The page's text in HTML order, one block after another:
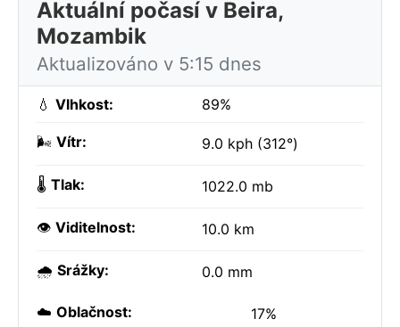
Aktuální počasí v Beira,
Mozambik
Aktualizováno v 5:15 dnes
💧 Vlhkost: 89%
🌬️ Vítr: 9.0 kph (312°)
🌡️ Tlak: 1022.0 mb
👁️ Viditelnost: 10.0 km
🌧️ Srážky: 0.0 mm
☁️ Oblačnost: 17%